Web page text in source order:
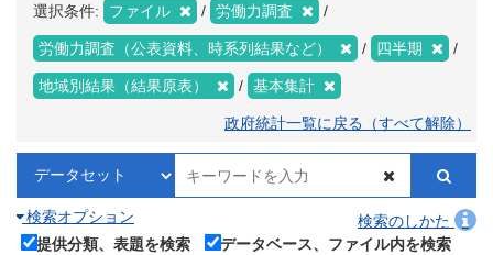
選択条件: ファイル 労働力調査
労働力調査（公表資料、時系列結果など） 四半期
地域別結果（結果原表） 基本集計
政府統計一覧に戻る（すべて解除）
検索オプション
検索のしかた
提供分類、表題を検索
データベース、ファイル内を検索